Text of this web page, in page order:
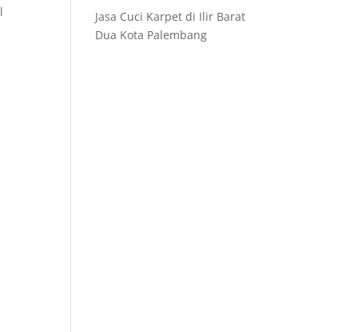
Jasa Cuci Karpet di Ilir Barat
Dua Kota Palembang